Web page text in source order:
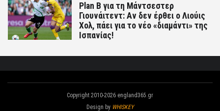
Plan B για τη Μάντσεστερ
Γιουνάιτεντ: Αν δεν έρθει ο Λιούις
Χολ, πάει για το νέο «διαμάντι» της
Ισπανίας!
Copyright 2010-2026 england365.gr
Design by WHISKEY